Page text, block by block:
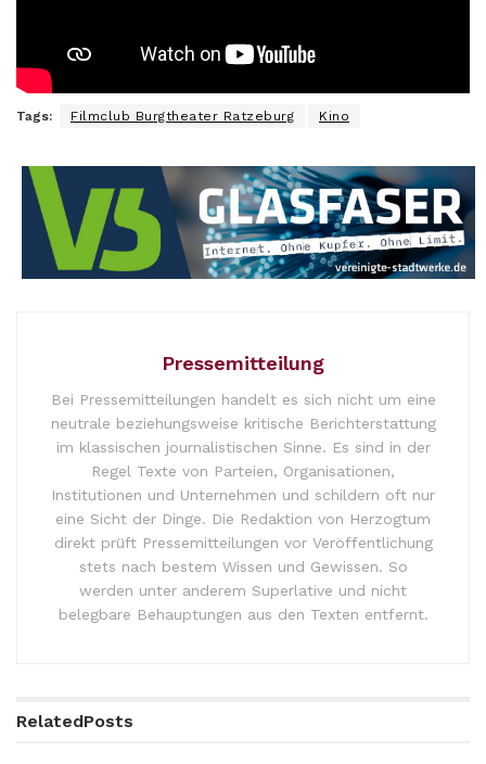
Tags: Filmclub Burgtheater Ratzeburg Kino
Pressemitteilung
Bei Pressemitteilungen handelt es sich nicht um eine
neutrale beziehungsweise kritische Berichterstattung
im klassischen journalistischen Sinne. Es sind in der
Regel Texte von Parteien, Organisationen,
Institutionen und Unternehmen und schildern oft nur
eine Sicht der Dinge. Die Redaktion von Herzogtum
direkt prüft Pressemitteilungen vor Veröffentlichung
stets nach bestem Wissen und Gewissen. So
werden unter anderem Superlative und nicht
belegbare Behauptungen aus den Texten entfernt.
RelatedPosts